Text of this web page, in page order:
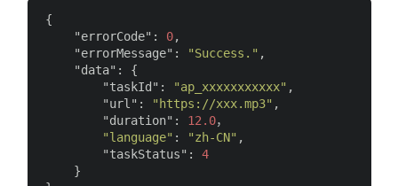
{
"errorCode" : 0,
"errorMessage" : "Success." ,
"data" : {
"taskId" : "ap_xxxxxxxxxxx" ,
"url" : "https://xxx.mp3" ,
"duration" : 12.0，
"language" : "zh-CN" ,
"taskStatus" : 4
    }